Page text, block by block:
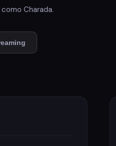
Charada.